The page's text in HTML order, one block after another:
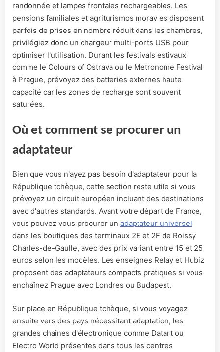
randonnée et lampes frontales rechargeables. Les
pensions familiales et agriturismos morav es disposent
parfois de prises en nombre réduit dans les chambres,
privilégiez donc un chargeur multi-ports USB pour
optimiser l'utilisation. Durant les festivals estivaux
comme le Colours of Ostrava ou le Metronome Festival
à Prague, prévoyez des batteries externes haute
capacité car les zones de recharge sont souvent
saturées.
Où et comment se procurer un
adaptateur
Bien que vous n'ayez pas besoin d'adaptateur pour la
République tchèque, cette section reste utile si vous
prévoyez un circuit européen incluant des destinations
avec d'autres standards. Avant votre départ de France,
vous pouvez vous procurer un adaptateur universel
dans les boutiques des terminaux 2E et 2F de Roissy
Charles-de-Gaulle, avec des prix variant entre 15 et 25
euros selon les modèles. Les enseignes Relay et Hubiz
proposent des adaptateurs compacts pratiques si vous
enchaînez Prague avec Londres ou Budapest.
Sur place en République tchèque, si vous voyagez
ensuite vers des pays nécessitant adaptation, les
grandes chaînes d'électronique comme Datart ou
Electro World présentes dans tous les centres